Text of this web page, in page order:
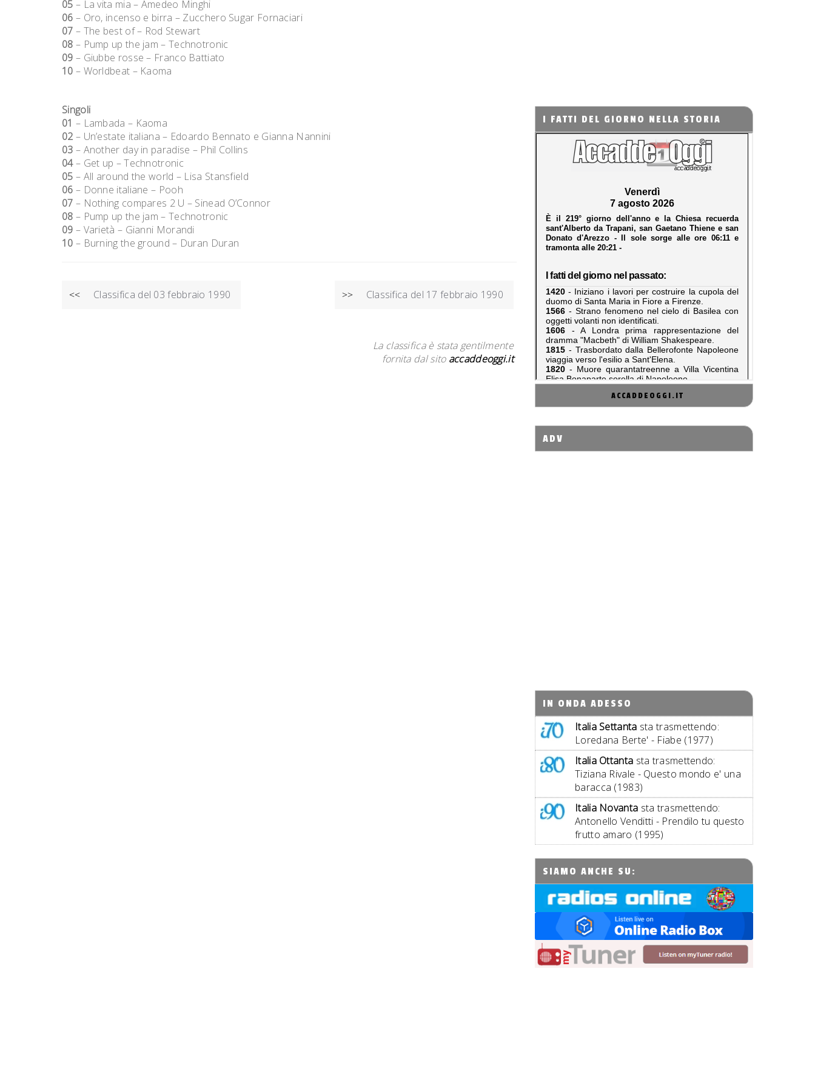
05 – La vita mia – Amedeo Minghi
06 – Oro, incenso e birra – Zucchero Sugar Fornaciari
07 – The best of – Rod Stewart
08 – Pump up the jam – Technotronic
09 – Giubbe rosse – Franco Battiato
10 – Worldbeat – Kaoma
Singoli
01 – Lambada – Kaoma
02 – Un’estate italiana – Edoardo Bennato e Gianna Nannini
03 – Another day in paradise – Phil Collins
04– Get up – Technotronic
05 – All around the world – Lisa Stansfield
06 – Donne italiane – Pooh
07 – Nothing compares 2 U – Sinead O’Connor
08 – Pump up the jam – Technotronic
09 – Varietà – Gianni Morandi
10 – Burning the ground – Duran Duran
NAVIGAZIONE
<< Classifica del 03 febbraio 1990 >> Classifica del 17 febbraio 1990
La classifica è stata gentilmente
fornita dal sito accaddeoggi.it
I FATTI DEL GIORNO NELLA STORIA
ACCADDEOGGI.IT
ADV
IN ONDA ADESSO
Italia Settanta sta trasmettendo:
Loredana Berte' - Fiabe (1977)
Italia Ottanta sta trasmettendo:
Tiziana Rivale - Questo mondo e' una
baracca (1983)
Italia Novanta sta trasmettendo:
Antonello Venditti - Prendilo tu questo
frutto amaro (1995)
SIAMO ANCHE SU: